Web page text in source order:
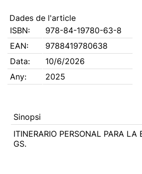
Dades de l'article
ISBN:
978-84-19780-63-8
EAN:
9788419780638
Data:
10/6/2026
Any:
2025
Sinopsi
ITINERARIO PERSONAL PARA LA
GS.